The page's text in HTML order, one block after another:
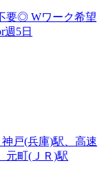
要◎ Wワーク希望
週5日
戸(兵庫)駅、高速
元町(ＪＲ)駅